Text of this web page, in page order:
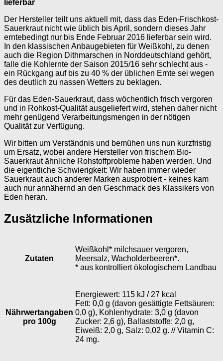
lieferbar
Der Hersteller teilt uns aktuell mit, dass das Eden-Frischkost-
Sauerkraut nicht wie üblich bis April, sondern dieses Jahr
erntebedingt nur bis Ende Februar 2016 lieferbar sein wird.
In den klassischen Anbaugebieten für Weißkohl, zu denen
auch die Region Dithmarschen in Norddeutschland gehört,
falle die Kohlernte der Saison 2015/16 sehr schlecht aus -
ein Rückgang auf bis zu 40 % der üblichen Ernte sei wegen
des deutlich zu nassen Wetters zu beklagen.
Für das Eden-Sauerkraut, dass wöchentlich frisch vergoren
und in Rohkost-Qualität ausgeliefert wird, stehen daher nicht
mehr genügend Verarbeitungsmengen in der nötigen
Qualität zur Verfügung.
Wir bitten um Verständnis und bemühen uns nun kurzfristig
um Ersatz, wobei andere Hersteller von frischem Bio-
Sauerkraut ähnliche Rohstoffprobleme haben werden. Und
die eigentliche Schwierigkeit: Wir haben immer wieder
Sauerkraut auch anderer Marken ausprobiert - keines kam
auch nur annähernd an den Geschmack des Klassikers von
Eden heran.
Zusätzliche Informationen
Zutaten
Weißkohl* milchsauer vergoren,
Meersalz, Wacholderbeeren*.
* aus kontrolliert ökologischem Landbau
Nährwertangaben
pro 100g
Energiewert: 115 kJ / 27 kcal
Fett: 0,0 g (davon gesättigte Fettsäuren:
0,0 g), Kohlenhydrate: 3,0 g (davon
Zucker: 2,6 g), Ballaststoffe: 2,0 g,
Eiweiß: 2,0 g, Salz: 0,02 g. // Vitamin C:
24 mg.